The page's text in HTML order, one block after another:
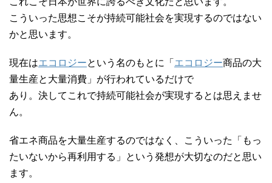
こういった思想こそが持続可能社会を実現するのではない
かと思います。
現在はエコロジーという名のもとに「 エコロジー商品の大
量生産と大量消費」が行われているだけで
あり。決してこれで持続可能社会が実現するとは思えませ
ん。
省エネ商品を大量生産するのではなく、こういった「もっ
たいないから再利用する」という発想が大切なのだと思い
ます。